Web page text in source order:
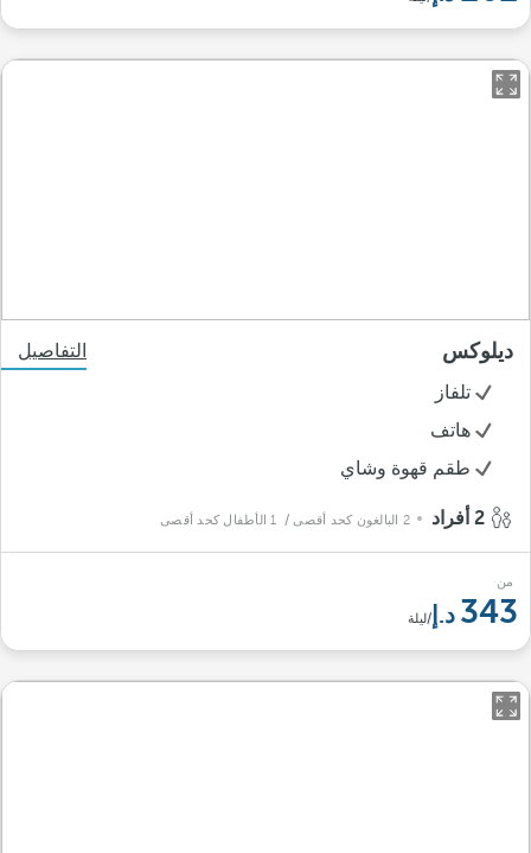
ديلوكس
التفاصيل
تلفاز
هاتف
طقم قهوة وشاي
2 البالغون كحد أقصى / 1 الأطفال كحد أقصى
من
343 /ليلة